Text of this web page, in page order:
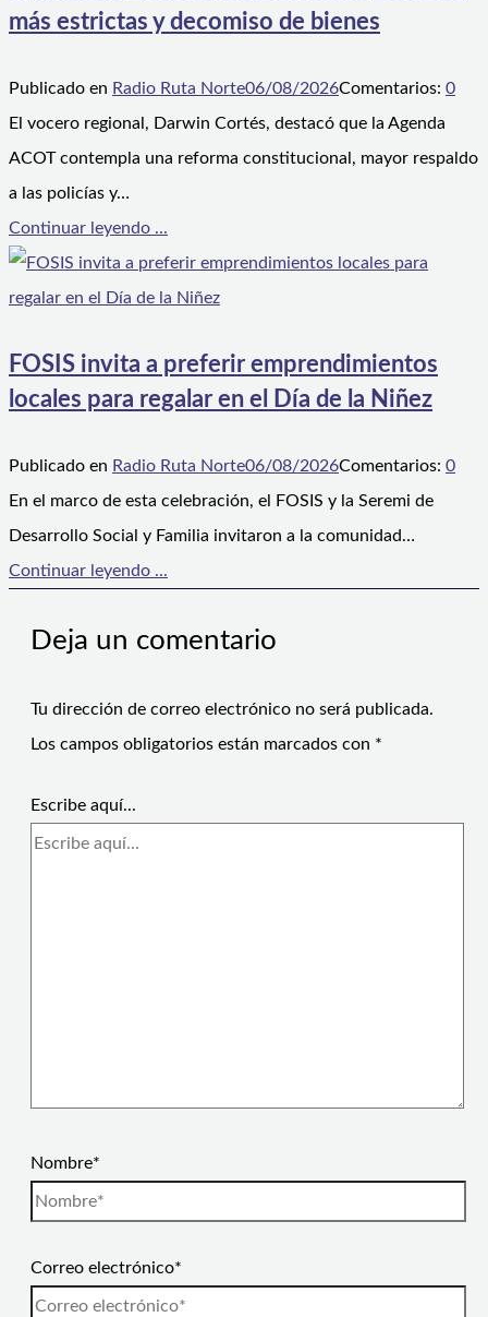
más estrictas y decomiso de bienes
Publicado en Radio Ruta Norte06/08/2026Comentarios: 0
El vocero regional, Darwin Cortés, destacó que la Agenda
ACOT contempla una reforma constitucional, mayor respaldo
a las policías y…
Continuar leyendo ...
FOSIS invita a preferir emprendimientos
locales para regalar en el Día de la Niñez
Publicado en Radio Ruta Norte06/08/2026Comentarios: 0
En el marco de esta celebración, el FOSIS y la Seremi de
Desarrollo Social y Familia invitaron a la comunidad…
Continuar leyendo ...
Deja un comentario
Tu dirección de correo electrónico no será publicada.
Los campos obligatorios están marcados con *
Escribe aquí...
Nombre*
Correo electrónico*